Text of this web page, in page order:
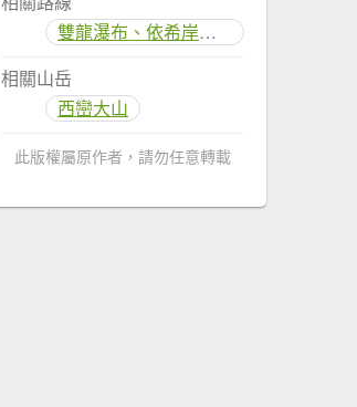
雙龍瀑布、依希岸天時棧道
相關山岳
西巒大山
此版權屬原作者，請勿任意轉載